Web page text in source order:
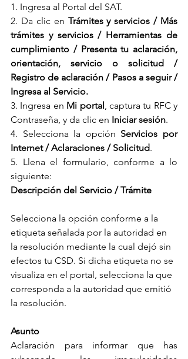
1. Ingresa al Portal del SAT.
2. Da clic en Trámites y servicios / Más
trámites y servicios / Herramientas de
cumplimiento / Presenta tu aclaración,
orientación, servicio o solicitud /
Registro de aclaración / Pasos a seguir /
Ingresa al Servicio.
3. Ingresa en Mi portal, captura tu RFC y
Contraseña, y da clic en Iniciar sesión.
4. Selecciona la opción Servicios por
Internet / Aclaraciones / Solicitud.
5. Llena el formulario, conforme a lo
siguiente:
Descripción del Servicio / Trámite
Selecciona la opción conforme a la
etiqueta señalada por la autoridad en
la resolución mediante la cual dejó sin
efectos tu CSD. Si dicha etiqueta no se
visualiza en el portal, selecciona la que
corresponda a la autoridad que emitió
la resolución.
Asunto
Aclaración para informar que has